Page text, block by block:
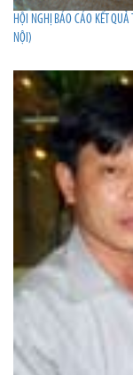
HỘI NGHỊ BÁO CÁO KẾT
NỘI)